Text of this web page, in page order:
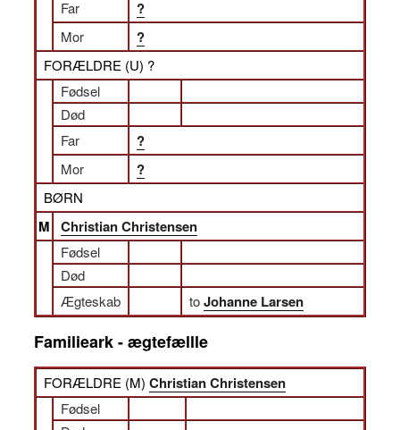
Far
?
Mor ?
FORÆLDRE (U) ?
Fødsel
Død
Far
?
Mor ?
BØRN
M Christian Christensen
Fødsel
Død
Ægteskab
toJohanne Larsen
Familieark - ægtefællle
FORÆLDRE (M) Christian Christensen
Fødsel